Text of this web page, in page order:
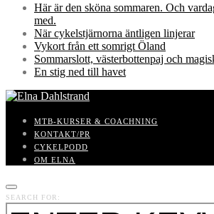
Här är den sköna sommaren. Och
med.
När cykelstjärnorna äntligen linjerar
Vykort från ett somrigt Öland
Sommarslott, västerbottenpaj och
En stig ned till havet
MTB-KURSER & COACHNING
KONTAKT/PR
CYKELPODD
OM ELNA
SEARCH FOR: